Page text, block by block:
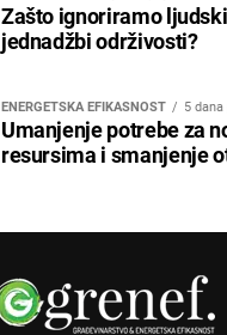
Zašto ignoriramo
jednadžbi održivosti?
ENERGETSKA EFIKASNOST 5
Umanjenje potrebe za
resursima i smanjenje